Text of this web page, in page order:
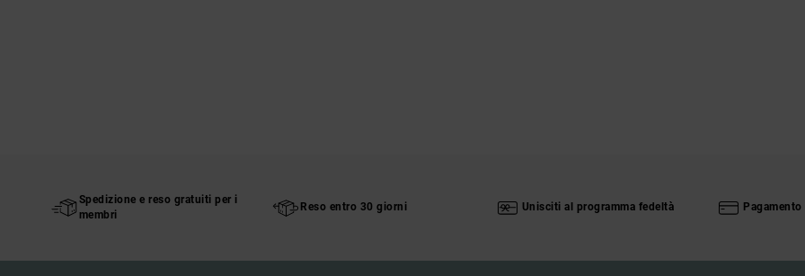
Spedizione e reso gratuiti per i
membri
Reso entro 30 giorni Unisciti al programma fedeltà